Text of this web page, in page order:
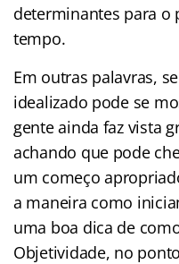
determinantes para o
tempo.
Em outras palavras,
idealizado pode se
gente ainda faz vista
achando que pode
um começo
a maneira como
uma boa dica de
Objetividade, no